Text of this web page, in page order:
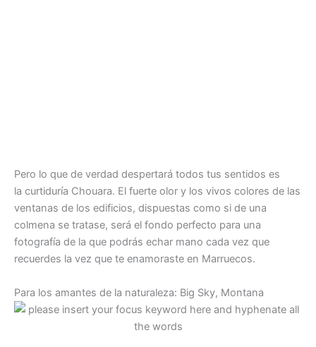
Pero lo que de verdad despertará todos tus sentidos es
la curtiduría Chouara. El fuerte olor y los vivos colores de las
ventanas de los edificios, dispuestas como si de una
colmena se tratase, será el fondo perfecto para una
fotografía de la que podrás echar mano cada vez que
recuerdes la vez que te enamoraste en Marruecos.
Para los amantes de la naturaleza: Big Sky, Montana